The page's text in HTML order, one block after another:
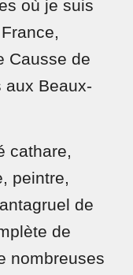
où je suis
Causse de
aux Beaux-
cathare,
peintre,
de
de
nombreuses